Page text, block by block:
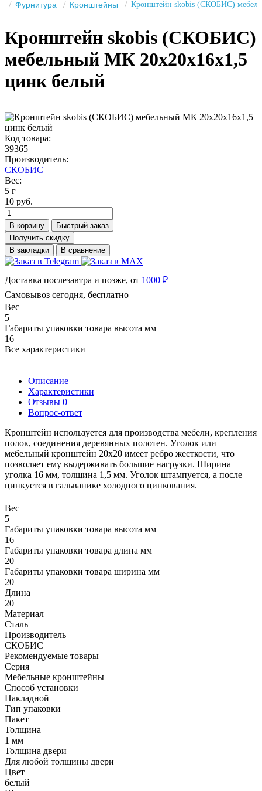
Фурнитура Кронштейны Кронштейн skobis (СКОБИС)
Кронштейн skobis (СКОБИС)
мебельный МК 20х20х16х1,5
цинк белый
Код товара:
39365
Производитель:
СКОБИС
Вес:
5 г
10 руб.
В корзину
Быстрый заказ
Получить скидку
В закладки
В сравнение
Доставка послезавтра и позже, от 1000 ₽
Самовывоз сегодня, бесплатно
Вес
5
Габариты упаковки товара высота мм
16
Все характеристики
Описание
Характеристики
Отзывы 0
Вопрос-ответ
Кронштейн используется для производства мебели, крепления
полок, соединения деревянных полотен. Уголок или
мебельный кронштейн 20х20 имеет ребро жесткости, что
позволяет ему выдерживать большие нагрузки. Ширина
уголка 16 мм, толщина 1,5 мм. Уголок штампуется, а после
цинкуется в гальванике холодного цинкования.
Вес
5
Габариты упаковки товара высота мм
16
Габариты упаковки товара длина мм
20
Габариты упаковки товара ширина мм
20
Длина
20
Материал
Сталь
Производитель
СКОБИС
Рекомендуемые товары
Серия
Мебельные кронштейны
Способ установки
Накладной
Тип упаковки
Пакет
Толщина
1 мм
Толщина двери
Для любой толщины двери
Цвет
белый